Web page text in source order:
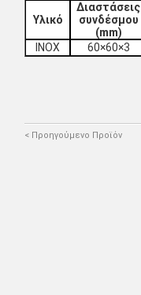
Υλικό
Διαστάσεις
συνδέσµου
(mm)
INOX
60×60×3
< Προηγούμενο Προϊόν